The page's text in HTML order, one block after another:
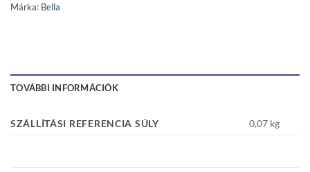
Márka: Bella
TOVÁBBI INFORMÁCIÓK
SZÁLLÍTÁSI REFERENCIA SÚLY 0,07 kg